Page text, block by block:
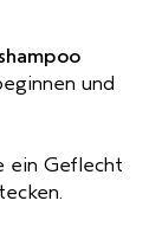
und
ein Geflecht